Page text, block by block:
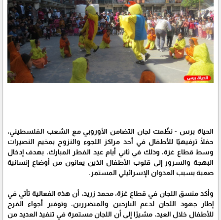
الحياة برس - نظّمت لجان التضامن الأوروبي مع الشعب الفلسطيني،
حفلًا ترفيهيًا للأطفال في أحد مراكز اللجوء والنزوح بمخيم النصيرات
وسط قطاع غزة، وذلك في ثاني أيام عيد الفطر المبارك، بهدف إدخال
البهجة والسرور إلى قلوب الأطفال الذين يعانون من أوضاع إنسانية
صعبة بسبب العدوان الإسرائيلي المستمر.
وأكد منسق اللجان في قطاع غزة، محمد زريد، أن هذه الفعالية تأتي في
إطار جهود اللجان لدعم النازحين والمتضررين، وتوفير أجواء الفرح
للأطفال خلال العيد، مشيرًا إلى أن اللجان مستمرة في تنفيذ العديد من